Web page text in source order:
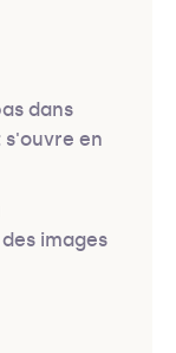
dans
en
images